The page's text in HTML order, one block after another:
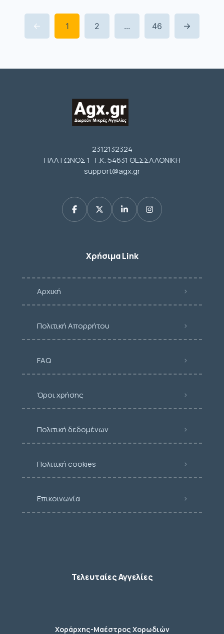
1 2 ... 46
2312132324
ΠΛΑΤΩΝΟΣ 1 Τ.Κ. 54631 ΘΕΣΣΑΛΟΝΙΚΗ
support@agx.gr
Χρήσιμα Link
Αρχική
Πολιτική Απορρήτου
FAQ
Όροι χρήσης
Πολιτική δεδομένων
Πολιτική cookies
Επικοινωνία
Τελευταίες Αγγελίες
Χοράρχης-Μαέστρος Χορωδιών